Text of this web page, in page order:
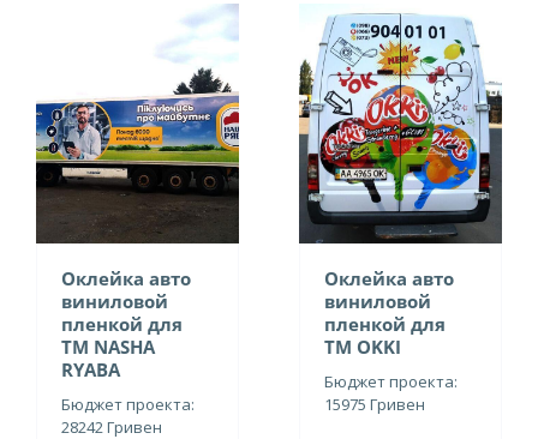
Оклейка авто
виниловой
пленкой для
ТМ NASHA
RYABA
Бюджет проекта:
28242 Гривен
Оклейка авто
виниловой
пленкой для
ТМ OKKI
Бюджет проекта:
15975 Гривен